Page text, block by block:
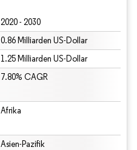
2020 - 2030
0.86 Milliarden US-Dollar
1.25 Milliarden US-Dollar
7.80% CAGR
Afrika
Asien-Pazifik